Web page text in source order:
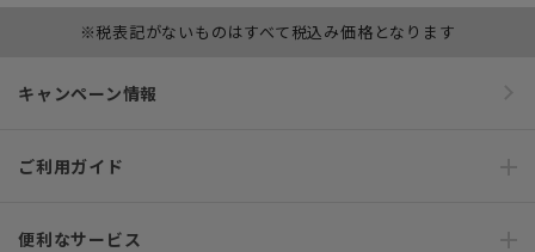
※税表記がないものはすべて税込み価格となります
キャンペーン情報
ご利用ガイド
便利なサービス